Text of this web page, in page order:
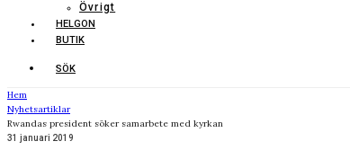
Övrigt
HELGON
BUTIK
SÖK
Hem
Nyhetsartiklar
Rwandas president söker samarbete med kyrkan
31 januari 2019